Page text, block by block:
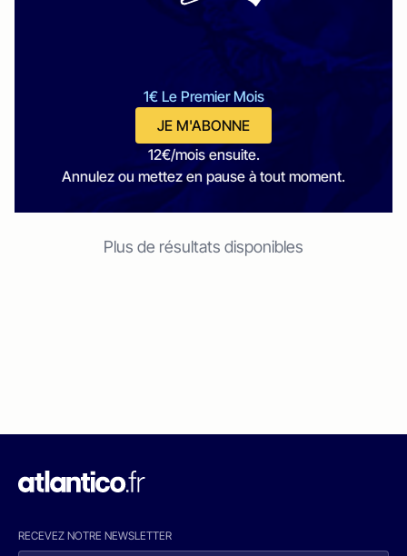
1€ Le Premier Mois
JE M'ABONNE
12€/mois ensuite.
Annulez ou mettez en pause à tout moment.
Plus de résultats disponibles
RECEVEZ NOTRE NEWSLETTER